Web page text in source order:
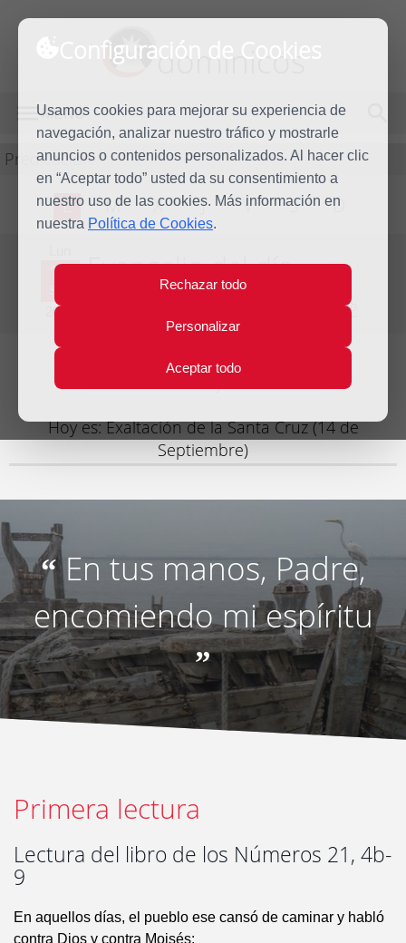
Configuración de Cookies
Usamos cookies para mejorar su experiencia de
navegación, analizar nuestro tráfico y mostrarle
anuncios o contenidos personalizados. Al hacer clic
en “Aceptar todo” usted da su consentimiento a
nuestro uso de las cookies. Más información en
nuestra Política de Cookies.
Rechazar todo
Personalizar
Aceptar todo
dominicos
MENÚ
Predicación
L M X J V S D
14
2015
Evangelio del día
Vigésimo cuarta Semana del Tiempo Ordinario
Lecturas del día y comentario
Hoy es: Exaltación de la Santa Cruz (14 de
Septiembre)
“En tus manos, Padre,
encomiendo mi espíritu
”
Primera lectura
Lectura del libro de los Números 21, 4b-
9
En aquellos días, el pueblo ese cansó de caminar y habló
contra Dios y contra Moisés: